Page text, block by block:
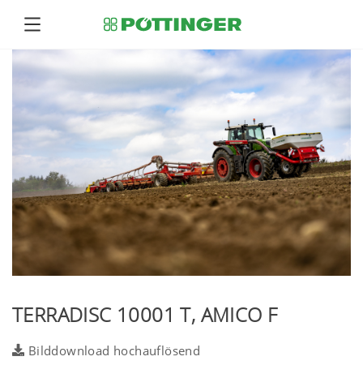
TERRADISC 10001 T, AMICO F
Bilddownload hochauflösend